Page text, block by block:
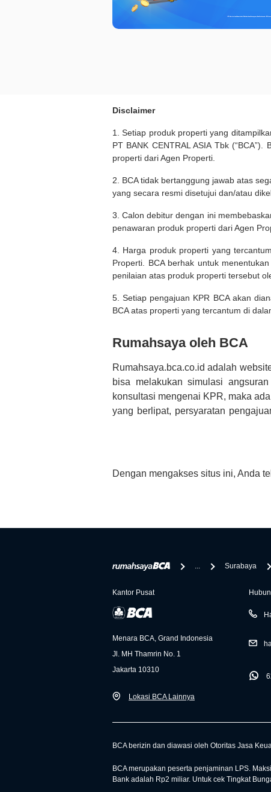
Disclaimer
1. Setiap produk properti yang
PT BANK CENTRAL ASIA Tbk
properti dari Agen Properti.
2. BCA tidak bertanggung jawab atas
yang secara resmi disetujui dan/atau
3. Calon debitur dengan ini
penawaran produk properti dari Agen
4. Harga produk properti yang
Properti. BCA berhak untuk
penilaian atas produk properti tersebut
5. Setiap pengajuan KPR BCA akan
BCA atas properti yang tercantum di
Rumahsaya oleh BCA
Rumahsaya.bca.co.id adalah
bisa melakukan simulasi
konsultasi mengenai KPR, maka
yang berlipat, persyaratan
informasi yang rekanan berikan
Dengan mengakses situs ini, Anda
... Surabaya
Kantor Pusat
Menara BCA, Grand Indonesia
Jl. MH Thamrin No. 1
Jakarta 10310
Lokasi BCA Lainnya
BCA berizin dan diawasi oleh Otoritas Jasa
BCA merupakan peserta penjaminan LPS.
Bank adalah Rp2 miliar. Untuk cek Tingkat